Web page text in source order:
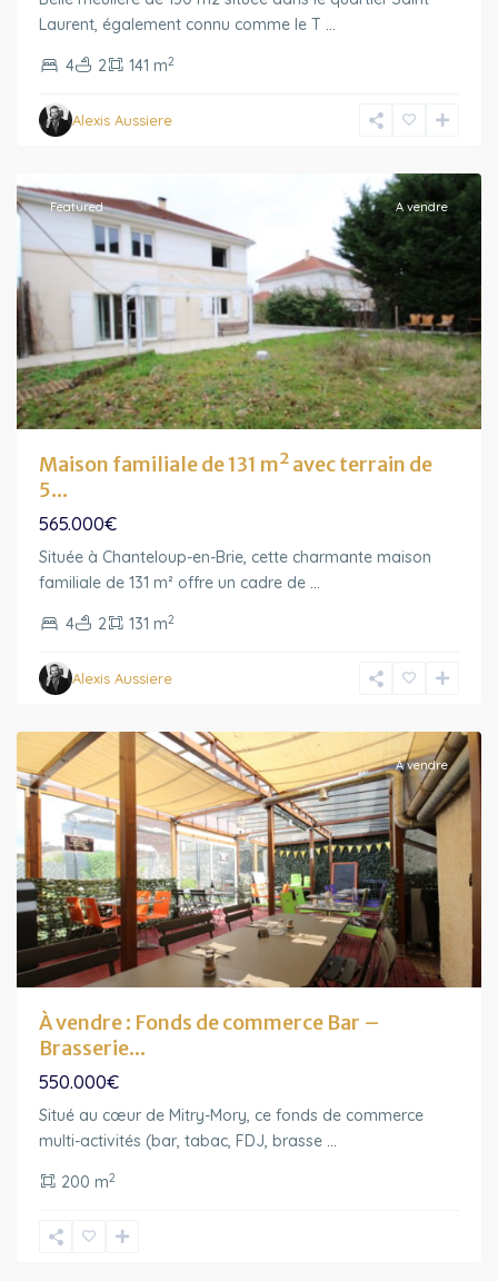
Laurent, également connu comme le T ...
4 2 141 m2
Alexis Aussiere
Ile-
France,
Chanteloup-
en-
Featured A vendre
Maison familiale de 131 m² avec terrain de
5...
565.000€
Située à Chanteloup-en-Brie, cette charmante maison
familiale de 131 m² offre un cadre de ...
4 2 131 m2
Alexis Aussiere
Ile-
de-
A vendre
À vendre : Fonds de commerce Bar –
Brasserie...
550.000€
Situé au cœur de Mitry-Mory, ce fonds de commerce
multi-activités (bar, tabac, FDJ, brasse ...
200 m2
de-